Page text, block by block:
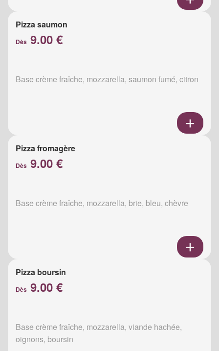
Pizza saumon
Dès 9.00 €
Base crème fraîche, mozzarella, saumon fumé, citron
Pizza fromagère
Dès 9.00 €
Base crème fraîche, mozzarella, brie, bleu, chèvre
Pizza boursin
Dès 9.00 €
Base crème fraîche, mozzarella, viande hachée,
oignons, boursin